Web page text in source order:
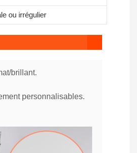
ou irrégulier
brillant.
personnalisables.